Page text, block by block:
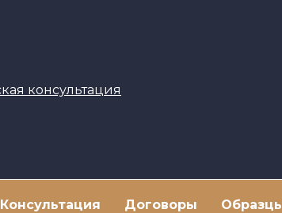
Консультация Договоры